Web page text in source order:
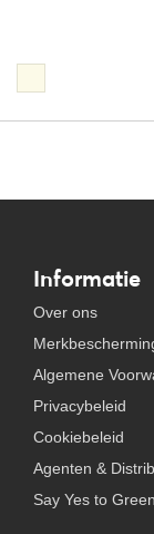
Informatie
Over ons
Algemene
Privacybeleid
Cookiebeleid
Agenten &
Say Yes to Green